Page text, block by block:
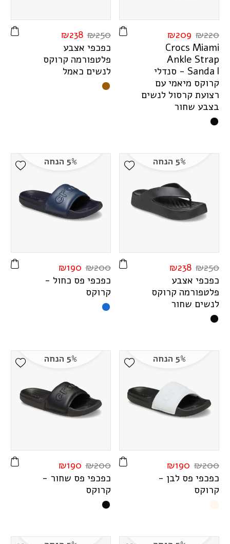
₪220
₪209
Crocs Miami
Ankle Strap
Sanda l
- סנדלי
קרוקס מיאמי עם
רצועת קרסול לנשים
בצבע שחור
₪250
₪238
כפכפי אצבע
פלטפורמה קרוקס
לנשים כאמל
Add Wishlist 5% הנחה
₪250
₪238
כפכפי אצבע
פלטפורמה קרוקס
לנשים שחור
5% הנחה
₪200
₪190
כפכפי פס כחול -
קרוקס
Add Wishlist 5% הנחה
₪200
₪190
כפכפי פס לבן -
קרוקס
5% הנחה
₪200
₪190
כפכפי פס שחור -
קרוקס